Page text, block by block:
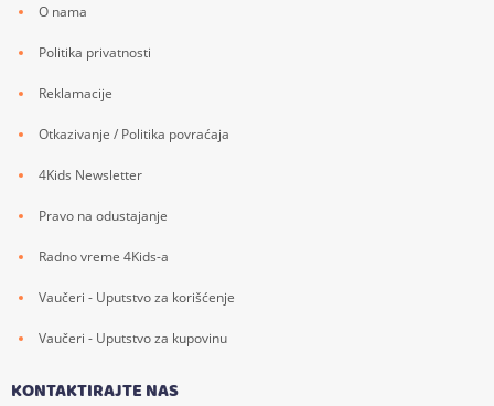
O nama
Politika privatnosti
Reklamacije
Otkazivanje / Politika povraćaja
4Kids Newsletter
Pravo na odustajanje
Radno vreme 4Kids-a
Vaučeri - Uputstvo za korišćenje
Vaučeri - Uputstvo za kupovinu
KONTAKTIRAJTE NAS